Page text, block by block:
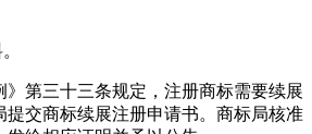
第三十三条规定，注册商标需要续展
提交商标续展注册申请书。商标局核准